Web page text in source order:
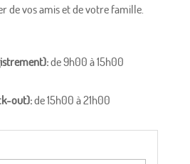
de vos amis et de votre famille.
de 9h00 à 15h00
out):de 15h00 à 21h00